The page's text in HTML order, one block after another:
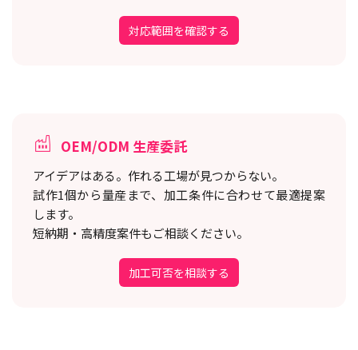
対応範囲を確認する
OEM/ODM 生産委託
アイデアはある。作れる工場が見つからない。
試作1個から量産まで、加工条件に合わせて最適提案
します。
短納期・高精度案件もご相談ください。
加工可否を相談する